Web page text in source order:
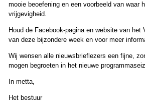
mooie beoefening en een voorbeeld van waar
vrijgevigheid.
Houd de Facebook-pagina en website van
van deze bijzondere week en voor meer
Wij wensen alle nieuwsbrieflezers een fijne,
mogen begroeten in het nieuwe
In metta,
Het bestuur